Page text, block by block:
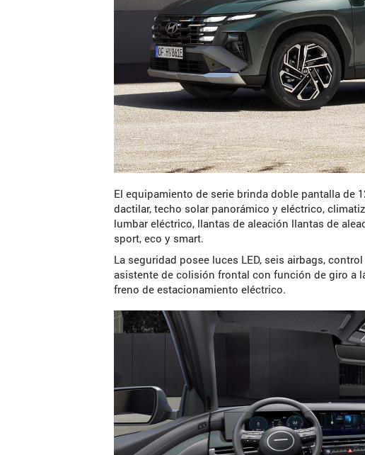
El equipamiento de serie brinda doble pantalla de
dactilar, techo solar panorámico y eléctrico,
lumbar eléctrico, llantas de aleación llantas de
sport, eco y smart.
La seguridad posee luces LED, seis airbags,
asistente de colisión frontal con función de giro a
freno de estacionamiento eléctrico.